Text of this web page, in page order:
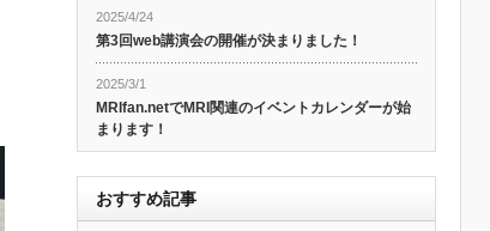
2025/4/24
第3回web講演会の開催が決まりました！
2025/3/1
MRIfan.netでMRI関連のイベントカレンダーが始
まります！
おすすめ記事